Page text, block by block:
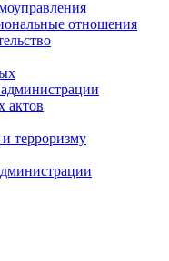
отношения
актов
терроризму